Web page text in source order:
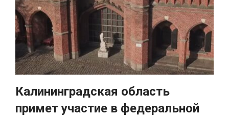
Калининградская область
примет участие в федеральной